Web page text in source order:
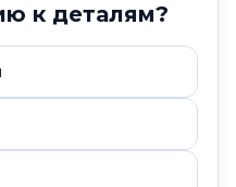
к деталям?